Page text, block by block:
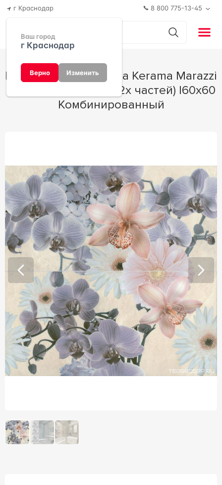
г Краснодар
Ваш город
г Краснодар
Верно Изменить
8 800 775-13-45
Керамическая плитка Kerama Marazzi
Малабар Панно (из 2х частей) l60х60
Комбинированный